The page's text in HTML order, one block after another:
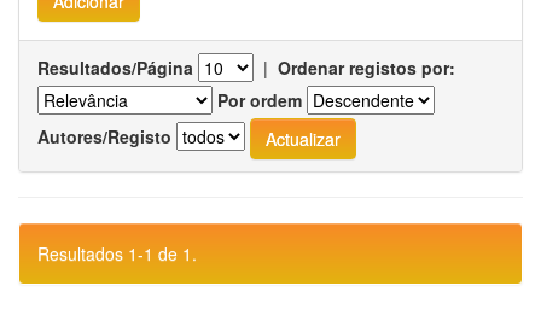
Resultados/Página | Ordenar registos por:
Por ordem
Autores/Registo
Resultados 1-1 de 1.